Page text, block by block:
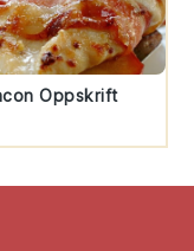
Oppskrift